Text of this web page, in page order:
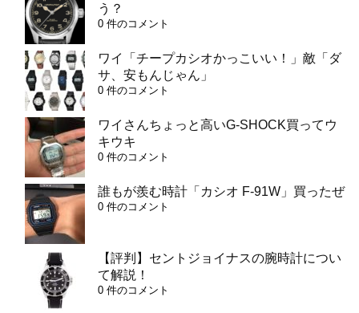
う？
0 件のコメント
ワイ「チープカシオかっこいい！」敵「ダ
サ、安もんじゃん」
0 件のコメント
ワイさんちょっと高いG-SHOCK買ってウ
キウキ
0 件のコメント
誰もが羨む時計「カシオ F-91W」買ったぜ
0 件のコメント
【評判】セントジョイナスの腕時計につい
て解説！
0 件のコメント